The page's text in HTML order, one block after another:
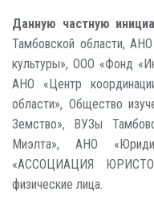
Данную частную
Тамбовской области,
культуры», ООО «Фонд
АНО «Центр
области», Общество
Земство», ВУЗы
Миэлта», АНО
«АССОЦИАЦИЯ
физические лица.